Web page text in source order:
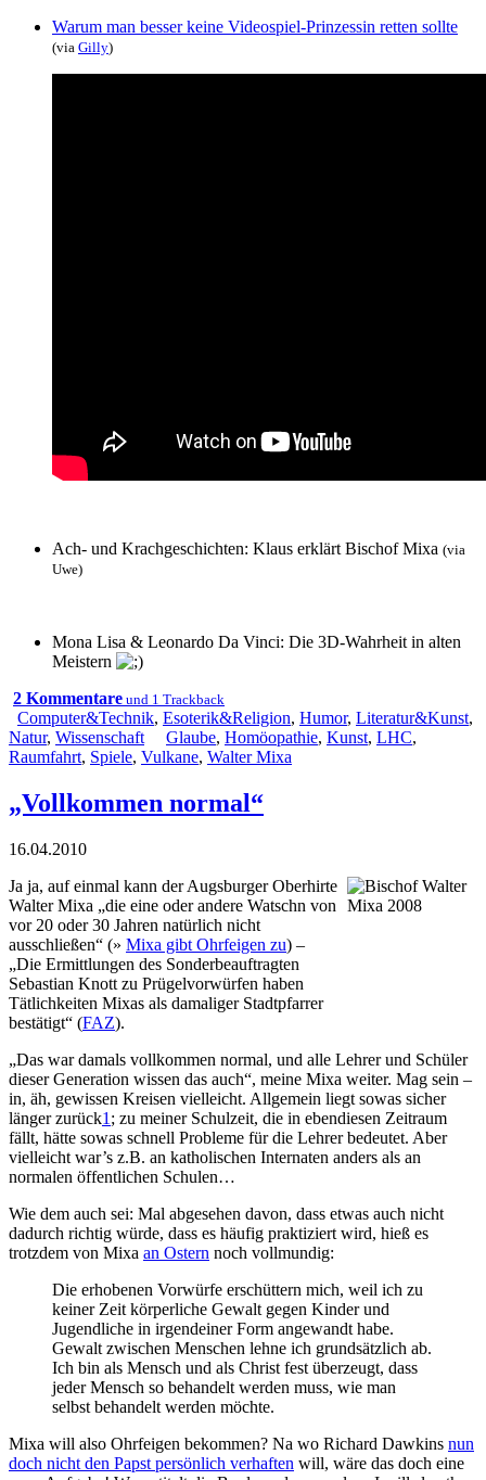
Warum man besser keine Videospiel-Prinzessin retten sollte
(via Gilly)
Ach- und Krachgeschichten: Klaus erklärt Bischof Mixa (via
Uwe)
Mona Lisa & Leonardo Da Vinci: Die 3D-Wahrheit in alten
Meistern
2 Kommentare und 1 Trackback
Computer&Technik, Esoterik&Religion, Humor, Literatur&Kunst,
Natur, Wissenschaft Glaube, Homöopathie, Kunst, LHC,
Raumfahrt, Spiele, Vulkane, Walter Mixa
„Vollkommen normal“
16.04.2010
Ja ja, auf einmal kann der Augsburger Oberhirte
Walter Mixa „die eine oder andere Watschn von
vor 20 oder 30 Jahren natürlich nicht
ausschließen“ (» Mixa gibt Ohrfeigen zu) –
„Die Ermittlungen des Sonderbeauftragten
Sebastian Knott zu Prügelvorwürfen haben
Tätlichkeiten Mixas als damaliger Stadtpfarrer
bestätigt“ (FAZ).
„Das war damals vollkommen normal, und alle Lehrer und Schüler
dieser Generation wissen das auch“, meine Mixa weiter. Mag sein –
in, äh, gewissen Kreisen vielleicht. Allgemein liegt sowas sicher
länger zurück1 ; zu meiner Schulzeit, die in ebendiesen Zeitraum
fällt, hätte sowas schnell Probleme für die Lehrer bedeutet. Aber
vielleicht war’s z.B. an katholischen Internaten anders als an
normalen öffentlichen Schulen…
Wie dem auch sei: Mal abgesehen davon, dass etwas auch nicht
dadurch richtig würde, dass es häufig praktiziert wird, hieß es
trotzdem von Mixa an Ostern noch vollmundig:
Die erhobenen Vorwürfe erschüttern mich, weil ich zu
keiner Zeit körperliche Gewalt gegen Kinder und
Jugendliche in irgendeiner Form angewandt habe.
Gewalt zwischen Menschen lehne ich grundsätzlich ab.
Ich bin als Mensch und als Christ fest überzeugt, dass
jeder Mensch so behandelt werden muss, wie man
selbst behandelt werden möchte.
Mixa will also Ohrfeigen bekommen? Na wo Richard Dawkins nun
doch nicht den Papst persönlich verhaften will, wäre das doch eine